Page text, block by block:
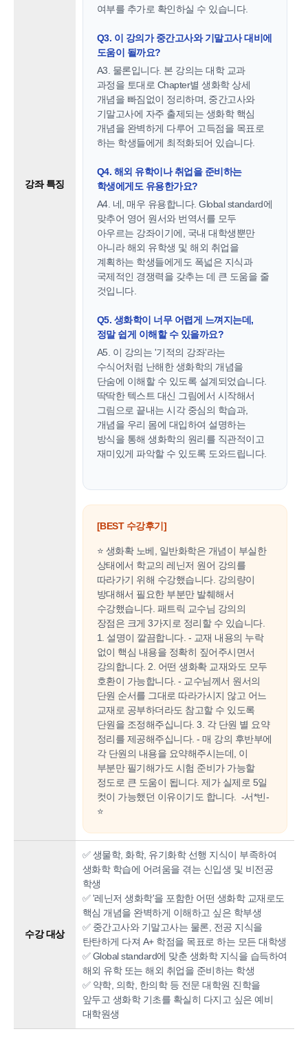
강좌 특징
여부를 추가로 확인하실 수 있습니다.
Q3. 이 강의가 중간고사와 기말고사 대비에
도움이 될까요?
A3. 물론입니다. 본 강의는 대학 교과
과정을 토대로 Chapter별 생화학 상세
개념을 빠짐없이 정리하며, 중간고사와
기말고사에 자주 출제되는 생화학 핵심
개념을 완벽하게 다루어 고득점을 목표로
하는 학생들에게 최적화되어 있습니다.
Q4. 해외 유학이나 취업을 준비하는
학생에게도 유용한가요?
A4. 네, 매우 유용합니다. Global standard에
맞추어 영어 원서와 번역서를 모두
아우르는 강좌이기에, 국내 대학생뿐만
아니라 해외 유학생 및 해외 취업을
계획하는 학생들에게도 폭넓은 지식과
국제적인 경쟁력을 갖추는 데 큰 도움을 줄
것입니다.
Q5. 생화학이 너무 어렵게 느껴지는데,
정말 쉽게 이해할 수 있을까요?
A5. 이 강의는 '기적의 강좌'라는
수식어처럼 난해한 생화학의 개념을
단숨에 이해할 수 있도록 설계되었습니다.
딱딱한 텍스트 대신 그림에서 시작해서
그림으로 끝내는 시각 중심의 학습과,
개념을 우리 몸에 대입하여 설명하는
방식을 통해 생화학의 원리를 직관적이고
재미있게 파악할 수 있도록 도와드립니다.
[BEST 수강후기]
⭐ 생화확 노베, 일반화학은 개념이 부실한
상태에서 학교의 레닌저 원어 강의를
따라가기 위해 수강했습니다. 강의량이
방대해서 필요한 부분만 발췌해서
수강했습니다. 패트릭 교수님 강의의
장점은 크게 3가지로 정리할 수 있습니다.
1. 설명이 깔끔합니다. - 교재 내용의 누락
없이 핵심 내용을 정확히 짚어주시면서
강의합니다. 2. 어떤 생화확 교재와도 모두
호환이 가능합니다. - 교수님께서 원서의
단원 순서를 그대로 따라가시지 않고 어느
교재로 공부하더라도 참고할 수 있도록
단원을 조정해주십니다. 3. 각 단원 별 요약
정리를 제공해주십니다. - 매 강의 후반부에
각 단원의 내용을 요약해주시는데, 이
부분만 필기해가도 시험 준비가 가능할
정도로 큰 도움이 됩니다. 제가 실제로 5일
컷이 가능했던 이유이기도 합니다. -서*빈-
⭐
수강 대상
✅ 생물학, 화학, 유기화학 선행 지식이 부족하여
생화학 학습에 어려움을 겪는 신입생 및 비전공
학생
✅ '레닌저 생화학'을 포함한 어떤 생화학 교재로도
핵심 개념을 완벽하게 이해하고 싶은 학부생
✅ 중간고사와 기말고사는 물론, 전공 지식을
탄탄하게 다져 A+ 학점을 목표로 하는 모든 대학생
✅ Global standard에 맞춘 생화학 지식을 습득하여
해외 유학 또는 해외 취업을 준비하는 학생
✅ 약학, 의학, 한의학 등 전문 대학원 진학을
앞두고 생화학 기초를 확실히 다지고 싶은 예비
대학원생